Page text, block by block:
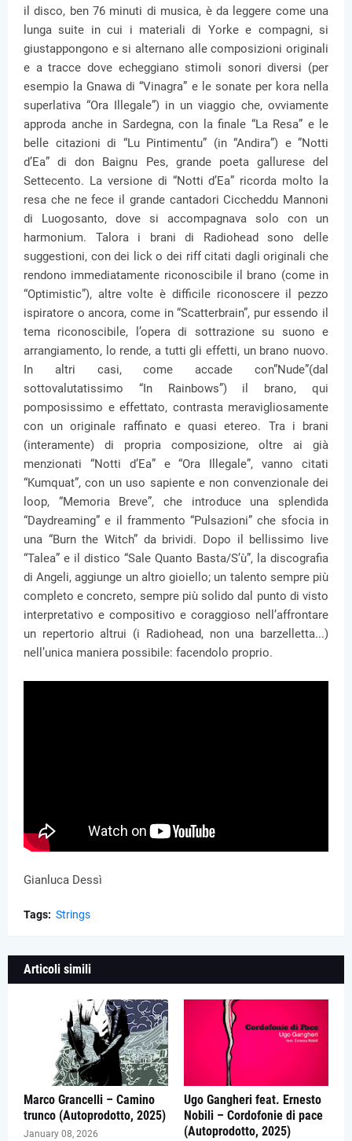
il disco, ben 76 minuti di musica, è da leggere come una
lunga suite in cui i materiali di Yorke e compagni, si
giustappongono e si alternano alle composizioni originali
e a tracce dove echeggiano stimoli sonori diversi (per
esempio la Gnawa di “Vinagra” e le sonate per kora nella
superlativa “Ora Illegale”) in un viaggio che, ovviamente
approda anche in Sardegna, con la finale “La Resa” e le
belle citazioni di “Lu Pintimentu” (in “Andira”) e ”Notti
d’Ea” di don Baignu Pes, grande poeta gallurese del
Settecento. La versione di “Notti d’Ea” ricorda molto la
resa che ne fece il grande cantadori Ciccheddu Mannoni
di Luogosanto, dove si accompagnava solo con un
harmonium. Talora i brani di Radiohead sono delle
suggestioni, con dei lick o dei riff citati dagli originali che
rendono immediatamente riconoscibile il brano (come in
“Optimistic”), altre volte è difficile riconoscere il pezzo
ispiratore o ancora, come in “Scatterbrain”, pur essendo il
tema riconoscibile, l’opera di sottrazione su suono e
arrangiamento, lo rende, a tutti gli effetti, un brano nuovo.
In altri casi, come accade con”Nude”(dal
sottovalutatissimo “In Rainbows”) il brano, qui
pomposissimo e effettato, contrasta meravigliosamente
con un originale raffinato e quasi etereo. Tra i brani
(interamente) di propria composizione, oltre ai già
menzionati “Notti d’Ea” e “Ora Illegale”, vanno citati
“Kumquat”, con un uso sapiente e non convenzionale dei
loop, “Memoria Breve”, che introduce una splendida
“Daydreaming” e il frammento “Pulsazioni” che sfocia in
una “Burn the Witch” da brividi. Dopo il bellissimo live
“Talea” e il distico “Sale Quanto Basta/S’ù”, la discografia
di Angeli, aggiunge un altro gioiello; un talento sempre più
completo e concreto, sempre più solido dal punto di visto
interpretativo e compositivo e coraggioso nell’affrontare
un repertorio altrui (i Radiohead, non una barzelletta...)
nell’unica maniera possibile: facendolo proprio.
Gianluca Dessì
Tags: Strings
Articoli simili
Marco Grancelli – Camino
trunco (Autoprodotto, 2025)
January 08, 2026
Ugo Gangheri feat. Ernesto
Nobili – Cordofonie di pace
(Autoprodotto, 2025)